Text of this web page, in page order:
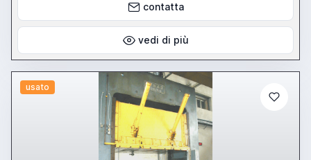
contatta
vedi di più
usato